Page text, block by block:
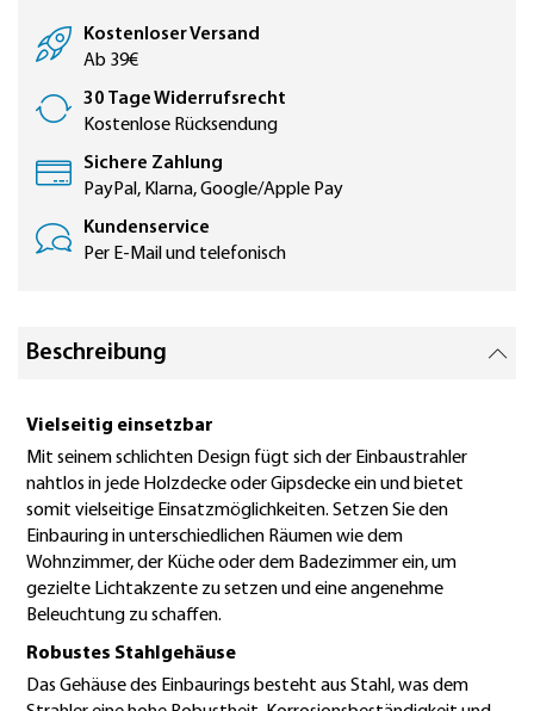
Kostenloser Versand
Ab 39€
30 Tage Widerrufsrecht
Kostenlose Rücksendung
Sichere Zahlung
PayPal, Klarna, Google/Apple Pay
Kundenservice
Per E-Mail und telefonisch
Beschreibung
Vielseitig einsetzbar
Mit seinem schlichten Design fügt sich der Einbaustrahler
nahtlos in jede Holzdecke oder Gipsdecke ein und bietet
somit vielseitige Einsatzmöglichkeiten. Setzen Sie den
Einbauring in unterschiedlichen Räumen wie dem
Wohnzimmer, der Küche oder dem Badezimmer ein, um
gezielte Lichtakzente zu setzen und eine angenehme
Beleuchtung zu schaffen.
Robustes Stahlgehäuse
Das Gehäuse des Einbaurings besteht aus Stahl, was dem